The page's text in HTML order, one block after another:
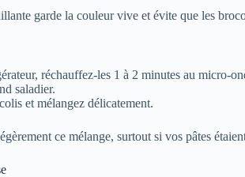
garde la couleur vive et évite que les
réchauffez-les 1 à 2 minutes au micro-
saladier.
et mélangez délicatement.
ce mélange, surtout si vos pâtes